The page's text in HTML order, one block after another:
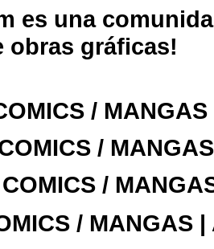
es una
obras gráficas!
/
/
/
/ MANGAS |